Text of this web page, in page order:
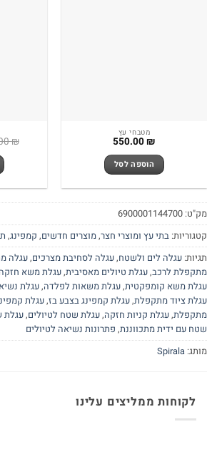
מטבחי עץ
550.00₪
הוספה לסל
₪
6900001144700
בתי עץ ומוצרי חצר,מוצרים חדשים,קמפינג,
עגלה לים ולשטח,עגלה לסחיבת מצרכים,עגלה
לרכב,עגלת טיולים מאסיבית,עגלת משא חזקה
משא קומפקטית,עגלת משאות לפלדה,עגלת נשיאה 150 קג
ציוד מתקפלת,עגלת קמפינג בצבע בז,עגלת קמפינג
,עגלת קניות חזקה,עגלת שטח לטיולים,עגלת
עם ידית מתכווננת,פתרונות נשיאה לטיולים
Spirala
לקוחות ממליצים עלינו